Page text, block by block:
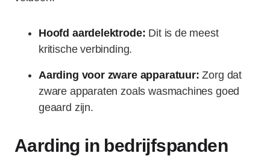
Hoofd aardelektrode: Dit is de meest
kritische verbinding.
Aarding voor zware apparatuur: Zorg dat
zware apparaten zoals wasmachines goed
geaard zijn.
Aarding in bedrijfspanden